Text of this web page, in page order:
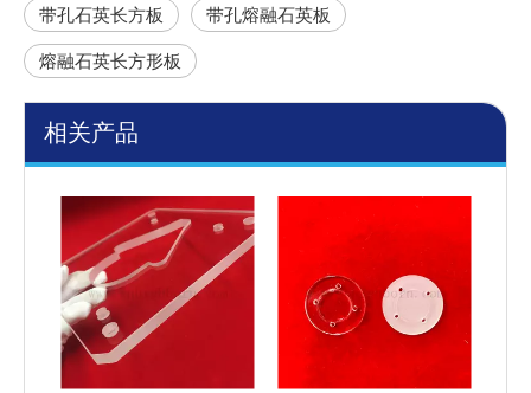
带孔石英长方板
带孔熔融石英板
熔融石英长方形板
相关产品